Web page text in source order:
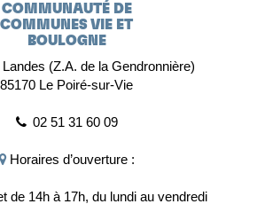
COMMUNAUTÉ DE
COMMUNES VIE ET
BOULOGNE
(Z.A. de la Gendronnière)
85170 Le Poiré-sur-Vie
02 51 31 60 09
Horaires d’ouverture :
de 14h à 17h, du lundi au vendredi